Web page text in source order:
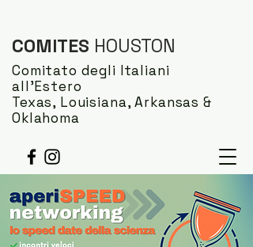
Comitato degli Italiani
all'Estero
Texas, Louisiana, Arkansas &
Oklahoma
COMITES HOUSTON